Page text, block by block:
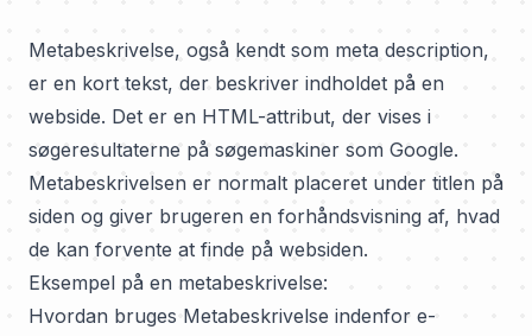
Metabeskrivelse, også kendt som meta description,
er en kort tekst, der beskriver indholdet på en
webside. Det er en HTML-attribut, der vises i
søgeresultaterne på søgemaskiner som Google.
Metabeskrivelsen er normalt placeret under titlen på
siden og giver brugeren en forhåndsvisning af, hvad
de kan forvente at finde på websiden.
Eksempel på en metabeskrivelse:
Hvordan bruges Metabeskrivelse indenfor e-